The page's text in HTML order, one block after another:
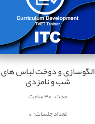
الگوسازی و دوخت لباس های
شب و نامزدی
مدت: 30 ساعت
تعداد جلسات: 0